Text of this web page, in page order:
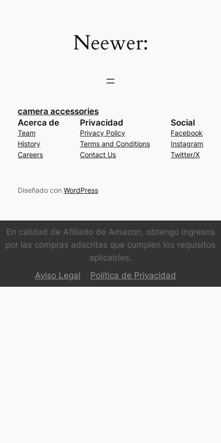
Neewer:
camera accessories
Acerca de
Team
History
Careers
Privacidad
Privacy Policy
Terms and Conditions
Contact Us
Social
Facebook
Instagram
Twitter/X
Diseñado con WordPress
En calidad de Afiliado de Amazon, obtengo ingresos
por las compras adscritas que cumplen los requisitos
aplicables.
Aviso Legal
Política de Privacidad